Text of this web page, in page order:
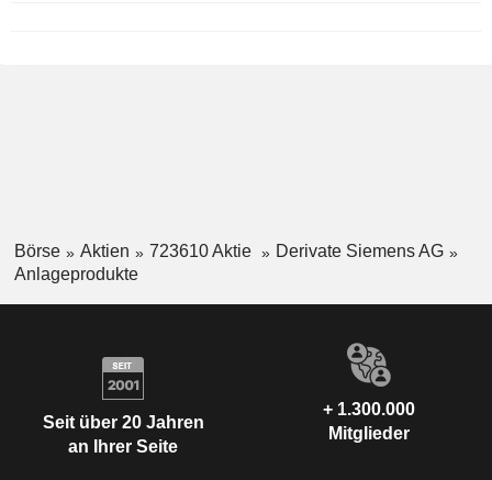
Börse Aktien 723610 Aktie
Derivate Siemens AG
Anlageprodukte
Seit über 20 Jahren
an Ihrer Seite
+ 1.300.000
Mitglieder